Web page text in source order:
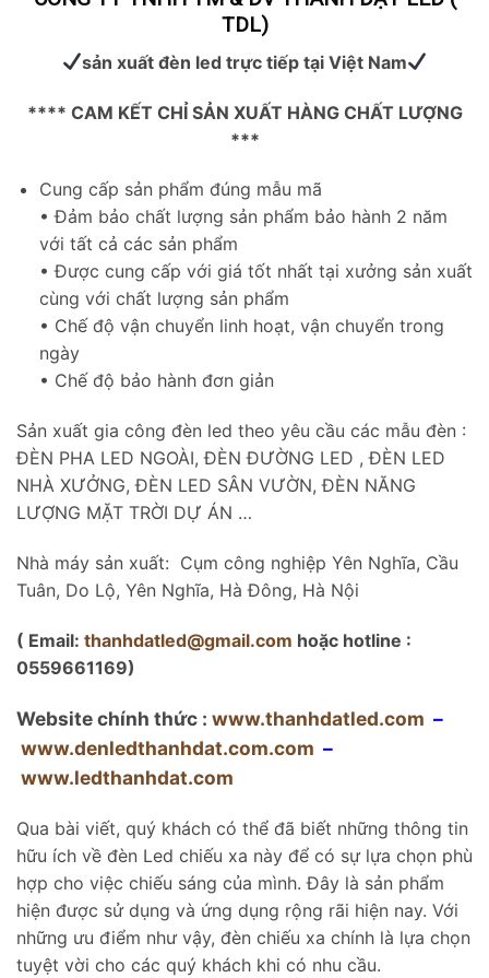
Skip
content
TDL)
sản xuất đèn led trực tiếp tại Việt Nam
**** CAM KẾT CHỈ SẢN XUẤT HÀNG CHẤT LƯỢNG
***
Cung cấp sản phẩm đúng mẫu mã
• Đảm bảo chất lượng sản phẩm bảo hành 2 năm
với tất cả các sản phẩm
• Được cung cấp với giá tốt nhất tại xưởng sản xuất
cùng với chất lượng sản phẩm
• Chế độ vận chuyển linh hoạt, vận chuyển trong
ngày
• Chế độ bảo hành đơn giản
Sản xuất gia công đèn led theo yêu cầu các mẫu đèn :
ĐÈN PHA LED NGOÀI, ĐÈN ĐƯỜNG LED , ĐÈN LED
NHÀ XƯỞNG, ĐÈN LED SÂN VƯỜN, ĐÈN NĂNG
LƯỢNG MẶT TRỜI DỰ ÁN …
Nhà máy sản xuất: Cụm công nghiệp Yên Nghĩa, Cầu
Tuân, Do Lộ, Yên Nghĩa, Hà Đông, Hà Nội
( Email: thanhdatled@gmail.com hoặc hotline :
0559661169)
Website chính thức : www.thanhdatled.com –
www.denledthanhdat.com.com –
www.ledthanhdat.com
Qua bài viết, quý khách có thể đã biết những thông tin
hữu ích về đèn Led chiếu xa này để có sự lựa chọn phù
hợp cho việc chiếu sáng của mình. Đây là sản phẩm
hiện được sử dụng và ứng dụng rộng rãi hiện nay. Với
những ưu điểm như vậy, đèn chiếu xa chính là lựa chọn
tuyệt vời cho các quý khách khi có nhu cầu.